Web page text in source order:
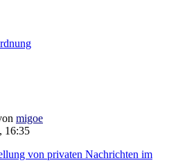
migoe
16:35
von privaten Nachrichten im